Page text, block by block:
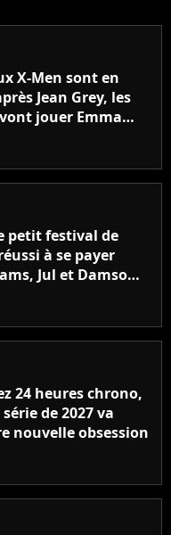
X-Men sont en
Jean Grey, les
jouer Emma
trouvés !
petit festival de
à se payer
Jul et Damso
24 heures chrono,
de 2027 va
nouvelle obsession